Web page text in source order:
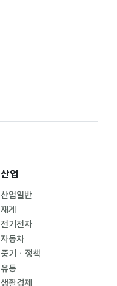
산업
산업일반
재계
전기전자
자동차
중기ㆍ정책
유통
생활경제